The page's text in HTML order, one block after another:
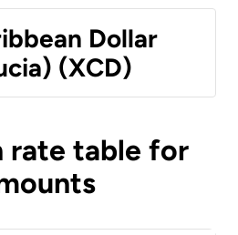
Dollar
(XCD)
rate table for